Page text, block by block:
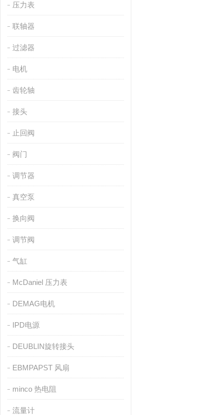
压力表
联轴器
过滤器
电机
齿轮轴
接头
止回阀
阀门
调节器
真空泵
换向阀
调节阀
气缸
McDaniel 压力表
DEMAG电机
IPD电源
DEUBLIN旋转接头
EBMPAPST 风扇
minco 热电阻
流量计